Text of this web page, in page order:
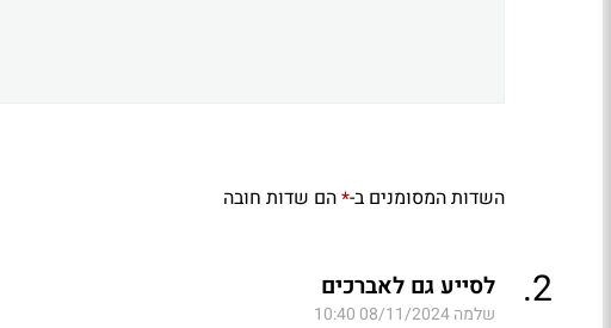
השדות המסומנים ב-*הם שדות חובה
2
. לסייע גם לאברכים
שלמה08/11/2024 10:40